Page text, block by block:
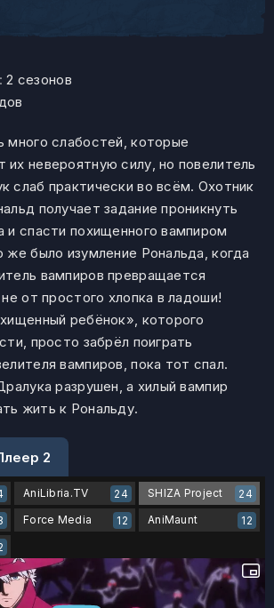
2 сезонов
много слабостей, которые
их невероятную силу, но повелитель
слаб практически во всём. Охотник
получает задание проникнуть
и спасти похищенного вампиром
же было изумление Рональда, когда
вампиров превращается
от простого хлопка в ладоши!
ребёнок», которого
просто забрёл поиграть
вампиров, пока тот спал.
разрушен, а хилый вампир
жить к Рональду.
2
AniLibria.TV 24 SHIZA Project
24
Force Media 12 AniMaunt
12